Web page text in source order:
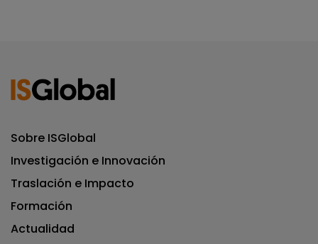
Sobre ISGlobal
Investigación e Innovación
Traslación e Impacto
Formación
Actualidad